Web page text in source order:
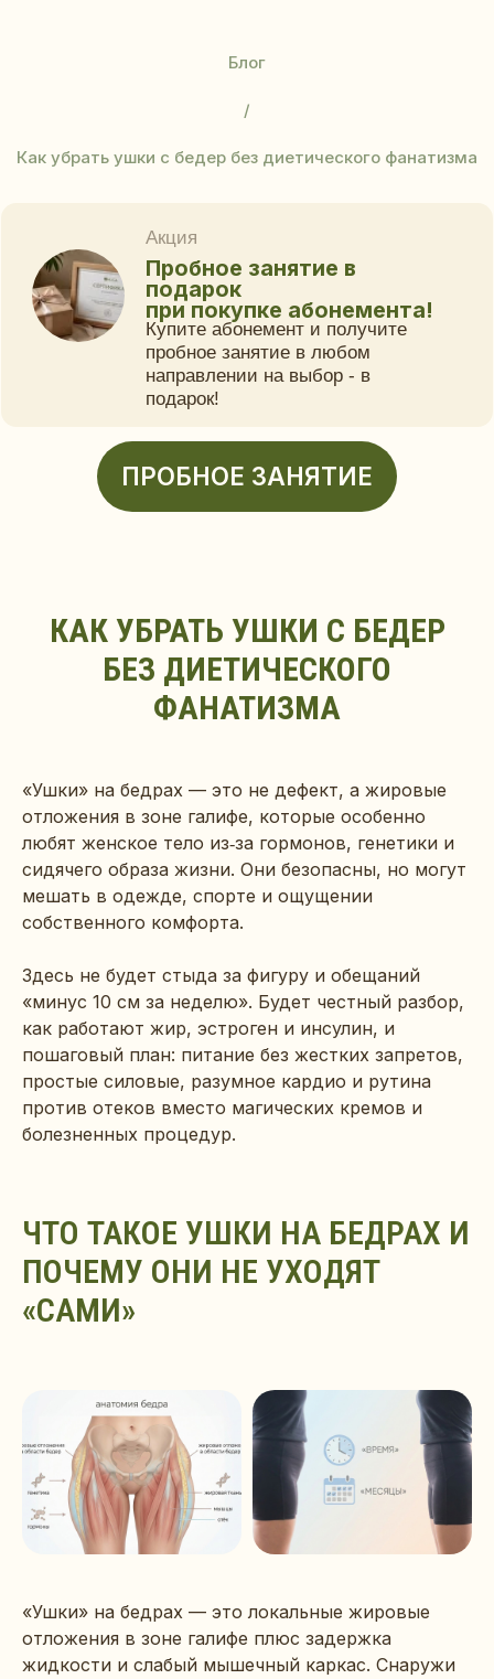
Блог
/
Как убрать ушки с бедер без диетического фанатизма
Купите абонемент и получите
пробное занятие в любом
направлении на выбор - в
подарок!
Акция
ПРОБНОЕ ЗАНЯТИЕ
КАК УБРАТЬ УШКИ С БЕДЕР
БЕЗ ДИЕТИЧЕСКОГО
ФАНАТИЗМА
«Ушки» на бедрах — это не дефект, а жировые
отложения в зоне галифе, которые особенно
любят женское тело из‑за гормонов, генетики и
сидячего образа жизни. Они безопасны, но могут
мешать в одежде, спорте и ощущении
собственного комфорта.
Здесь не будет стыда за фигуру и обещаний
«минус 10 см за неделю». Будет честный разбор,
как работают жир, эстроген и инсулин, и
пошаговый план: питание без жестких запретов,
простые силовые, разумное кардио и рутина
против отеков вместо магических кремов и
болезненных процедур.
ЧТО ТАКОЕ УШКИ НА БЕДРАХ И
ПОЧЕМУ ОНИ НЕ УХОДЯТ
«САМИ»
«Ушки» на бедрах — это локальные жировые
отложения в зоне галифе плюс задержка
жидкости и слабый мышечный каркас. Снаружи